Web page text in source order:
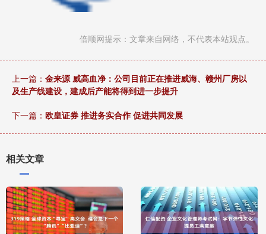
倍顺网提示：文章来自网络，不代表本站观点。
上一篇： 金来源 威高血净：公司目前正在推进威海、赣州厂房以
及生产线建设，建成后产能将得到进一步提升
下一篇： 欧皇证券 推进务实合作 促进共同发展
相关文章